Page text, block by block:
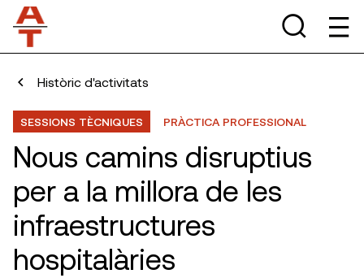
Històric d'activitats
SESSIONS TÈCNIQUES PRÀCTICA PROFESSIONAL
Nous camins disruptius
per a la millora de les
infraestructures
hospitalàries